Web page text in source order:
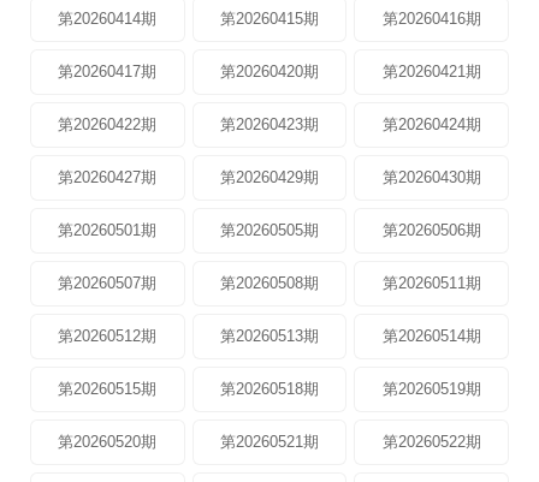
第20260414期 第20260415期 第20260416期
第20260417期 第20260420期 第20260421期
第20260422期 第20260423期 第20260424期
第20260427期 第20260429期 第20260430期
第20260501期 第20260505期 第20260506期
第20260507期 第20260508期 第20260511期
第20260512期 第20260513期 第20260514期
第20260515期 第20260518期 第20260519期
第20260520期 第20260521期 第20260522期